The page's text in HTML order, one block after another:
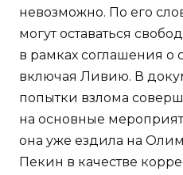
невозможно. По его
могут оставаться
в рамках соглашения
включая Ливию. В
попытки взлома
на основные
она уже ездила на
Пекин в качестве